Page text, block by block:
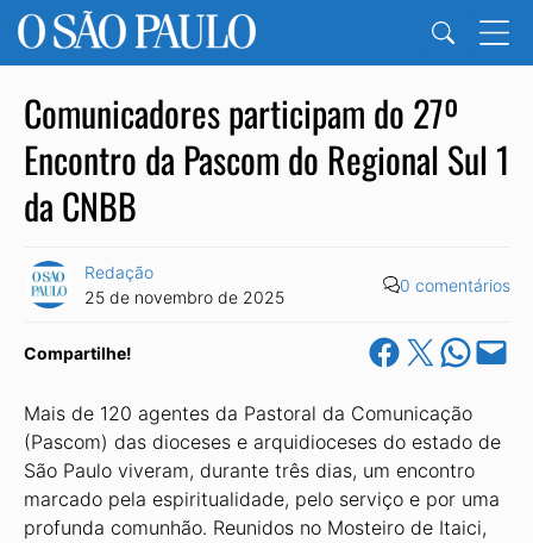
Comunicadores participam do 27º
Encontro da Pascom do Regional Sul 1
da CNBB
Redação
25 de novembro de 2025
0 comentários
Compartilhe! Share on Facebook
Share on X Share on
Email this
Mais de 120 agentes da Pastoral da Comunicação
(Pascom) das dioceses e arquidioceses do estado de
São Paulo viveram, durante três dias, um encontro
marcado pela espiritualidade, pelo serviço e por uma
profunda comunhão. Reunidos no Mosteiro de Itaici,